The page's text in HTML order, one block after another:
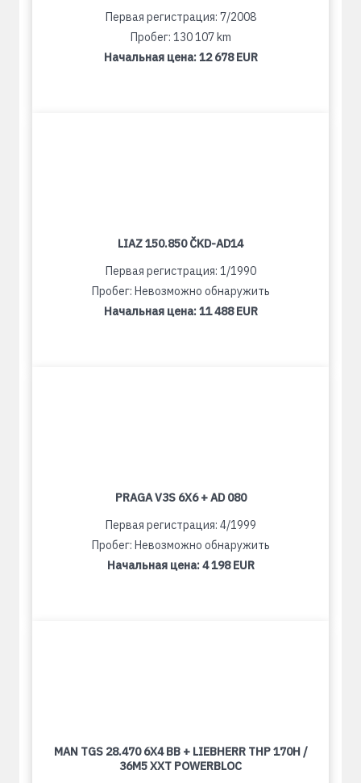
Первая регистрация: 7/2008
Пробег: 130 107 km
Начальная цена:12 678 EUR
LIAZ 150.850 ČKD-AD14
Первая регистрация: 1/1990
Пробег: Невозможно обнаружить
Начальная цена:11 488 EUR
PRAGA V3S 6X6 + AD 080
Первая регистрация: 4/1999
Пробег: Невозможно обнаружить
Начальная цена:4 198 EUR
MAN TGS 28.470 6X4 BB + LIEBHERR THP 170H /
36M5 XXT POWERBLOC